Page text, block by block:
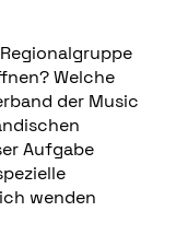
Welche
der Music
Aufgabe
wenden